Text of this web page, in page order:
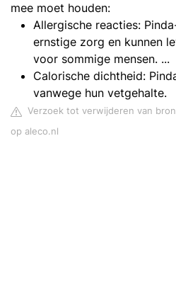
mee moet houden:
Allergische reacties:
ernstige zorg en kunnen
voor sommige mensen. ...
Calorische dichtheid:
vanwege hun vetgehalte.
Verzoek tot verwijderen van bron
op aleco.nl